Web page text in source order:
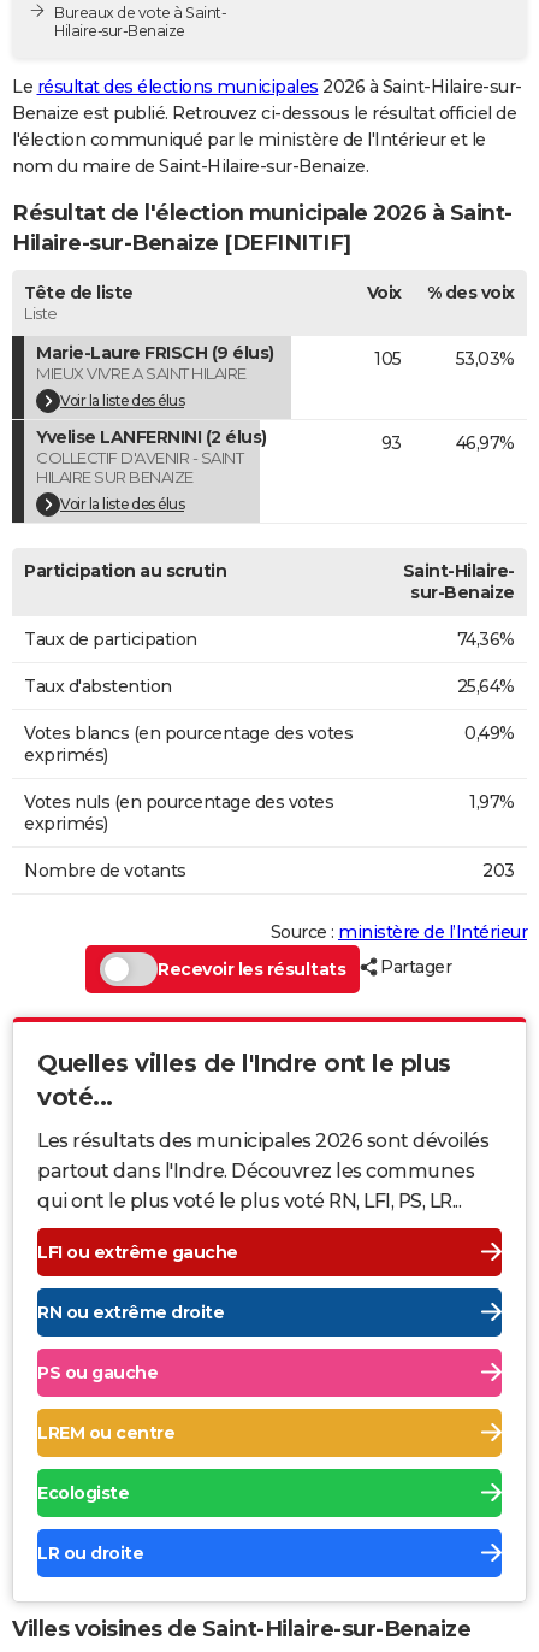
Destinations
City break
Voyage nature
Voyage de noces
Forum
PHOTO
GUIDES D'ACHAT
CARTE DE VOEUX
Carte de Noël
Carte Bonne année
Carte Saint-Valentin
Carte Pâques
Carte d'anniversaire
DICTIONNAIRE
COPAINS D'AVANT
S'inscrire
Se connecter
Lycées
Collèges
Primaires
Universités
Entreprises
Service militaire
Avis de recherche
AVIS DE DÉCÈS
FORUM
Bricolage
Lifestyle
Culture
Sport
Auto
Television
Voyage
Cinema
Bureaux de vote à Saint-
Hilaire-sur-Benaize
Le résultat des élections municipales 2026 à Saint-Hilaire-sur-
Benaize est publié. Retrouvez ci-dessous le résultat officiel de
l'élection communiqué par le ministère de l'Intérieur et le
nom du maire de Saint-Hilaire-sur-Benaize.
Résultat de l'élection municipale 2026 à Saint-
Hilaire-sur-Benaize [DEFINITIF]
Tête de liste
Liste
Voix % des voix
Marie-Laure FRISCH (9 élus)
MIEUX VIVRE A SAINT HILAIRE
Voir la liste des élus
105 53,03%
Yvelise LANFERNINI (2 élus)
COLLECTIF D'AVENIR - SAINT
HILAIRE SUR BENAIZE
Voir la liste des élus
93 46,97%
Participation au scrutin
Saint-Hilaire-
sur-Benaize
Taux de participation 74,36%
Taux d'abstention 25,64%
Votes blancs (en pourcentage des votes
exprimés)
0,49%
Votes nuls (en pourcentage des votes
exprimés)
1,97%
Nombre de votants 203
Source : ministère de l’Intérieur
Recevoir les résultats
Partager
Quelles villes de l'Indre ont le plus
voté...
Les résultats des municipales 2026 sont dévoilés
partout dans l'Indre. Découvrez les communes
qui ont le plus voté le plus voté RN, LFI, PS, LR...
LFI ou extrême gauche
RN ou extrême droite
PS ou gauche
LREM ou centre
Ecologiste
LR ou droite
Villes voisines de Saint-Hilaire-sur-Benaize